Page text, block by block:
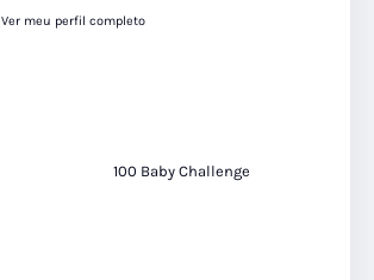
Ver meu perfil completo
100 Baby Challenge